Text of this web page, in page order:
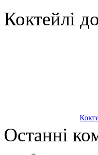
Коктейлі
Останні